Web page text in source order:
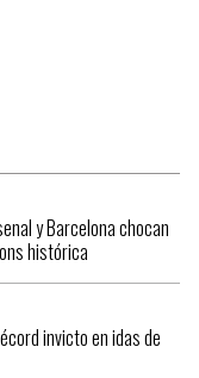
y Barcelona chocan
histórica
invicto en idas de